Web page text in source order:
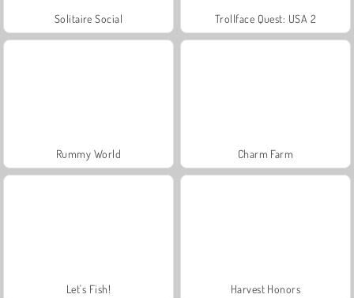
Solitaire Social Trollface Quest: USA 2
Rummy World Charm Farm
Let's Fish! Harvest Honors